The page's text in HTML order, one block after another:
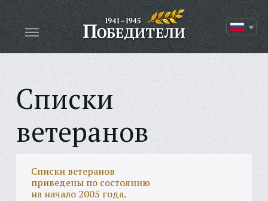
Списки
ветеранов
Списки ветеранов
приведены по состоянию
на начало 2005 года.